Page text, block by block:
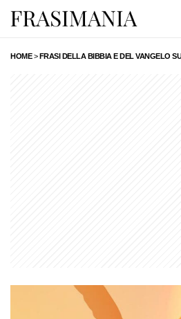
HOME>FRASI DELLA BIBBIA E DEL VANGELO